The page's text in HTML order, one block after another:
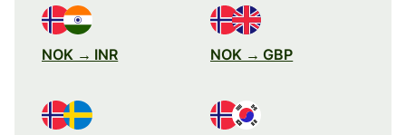
NOK → INR NOK → GBP